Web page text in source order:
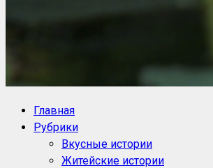
Блог историй NoorySan
Главная
Рубрики
Вкусные истории
Житейские истории